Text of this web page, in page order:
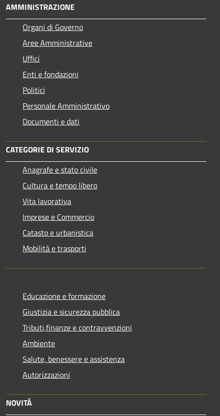
AMMINISTRAZIONE
Organi di Governo
Aree Amministrative
Uffici
Enti e fondazioni
Politici
Personale Amministrativo
Documenti e dati
CATEGORIE DI SERVIZIO
Anagrafe e stato civile
Cultura e tempo libero
Vita lavorativa
Imprese e Commercio
Catasto e urbanistica
Mobilità e trasporti
Educazione e formazione
Giustizia e sicurezza pubblica
Tributi,finanze e contravvenzioni
Ambiente
Salute, benessere e assistenza
Autorizzazioni
NOVITÀ